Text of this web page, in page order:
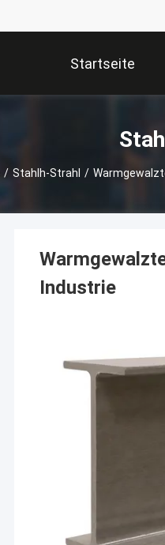
Startseite
/ Stahlh-Strahl /
Industrie